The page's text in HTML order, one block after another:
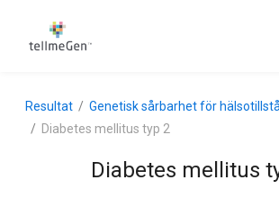
Resultat
Genetisk sårbarhet för
Diabetes mellitus typ 2
Diabetes mellitus